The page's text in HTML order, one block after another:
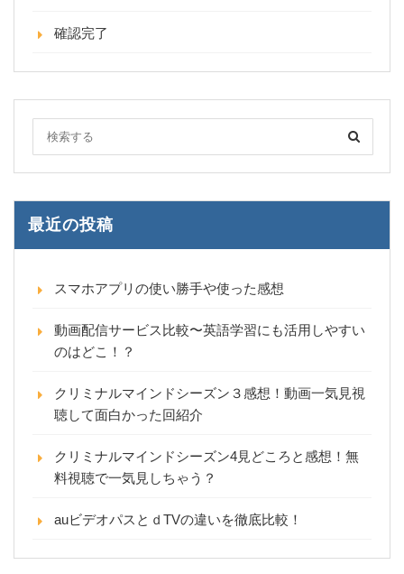
確認完了
最近の投稿
スマホアプリの使い勝手や使った感想
動画配信サービス比較〜英語学習にも活用しやすい
のはどこ！？
クリミナルマインドシーズン３感想！動画一気見視
聴して面白かった回紹介
クリミナルマインドシーズン4見どころと感想！無
料視聴で一気見しちゃう？
auビデオパスとｄTVの違いを徹底比較！